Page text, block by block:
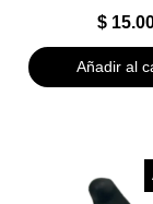
$
Añadir al